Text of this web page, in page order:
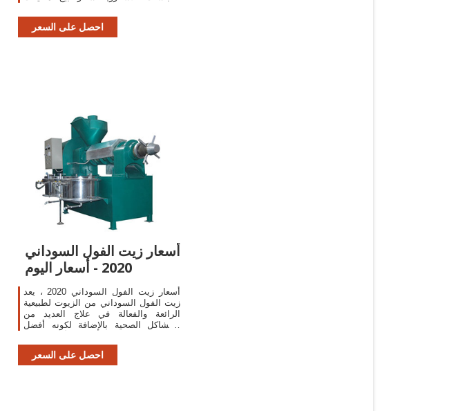
ماكينات عصر الزيتون
احصل على السعر
أسعار زيت الفول السوداني
2020 - أسعار اليوم
أسعار زيت الفول السوداني 2020 ، يعد
زيت الفول السوداني من الزيوت لطبيعية
الرائعة والفعالة في علاج العديد من
المشاكل الصحية بالإضافة لكونه أفضل
احصل على السعر